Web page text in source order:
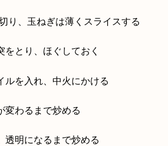
り、玉ねぎは薄くスライスする
とり、ほぐしておく
ルを入れ、中火にかける
変わるまで炒める
透明になるまで炒める